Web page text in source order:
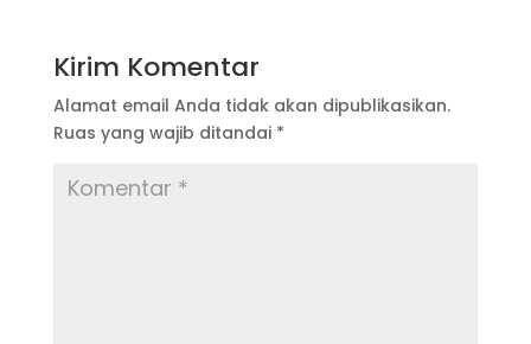
Kirim Komentar
Alamat email Anda tidak akan dipublikasikan.
Ruas yang wajib ditandai *